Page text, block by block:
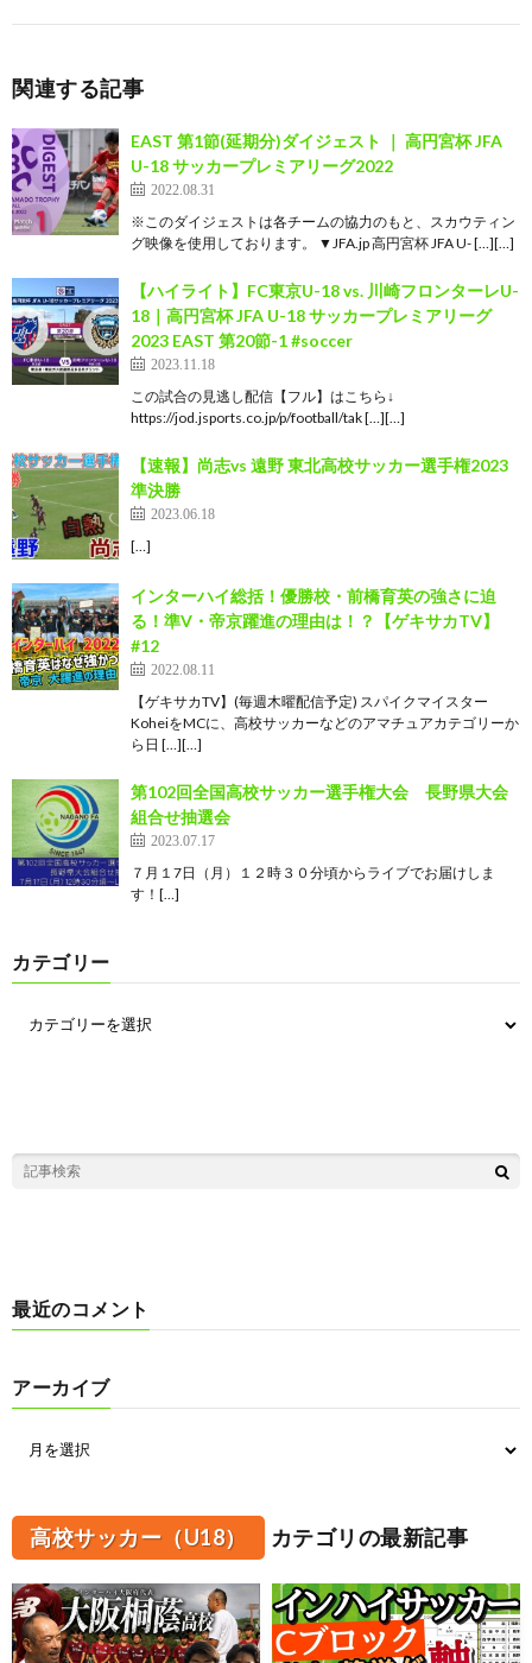
関連する記事
EAST 第1節(延期分)ダイジェスト ｜ 高円宮杯 JFA
U-18 サッカープレミアリーグ2022
2022.08.31
※このダイジェストは各チームの協力のもと、スカウティン
グ映像を使用しております。 ▼JFA.jp 高円宮杯 JFA U- […][…]
【ハイライト】FC東京U-18 vs. 川崎フロンターレU-
18｜高円宮杯 JFA U-18 サッカープレミアリーグ
2023 EAST 第20節-1 #soccer
2023.11.18
この試合の見逃し配信【フル】はこちら↓
https://jod.jsports.co.jp/p/football/tak […][…]
【速報】尚志vs 遠野 東北高校サッカー選手権2023
準決勝
2023.06.18
[…]
インターハイ総括！優勝校・前橋育英の強さに迫
る！準V・帝京躍進の理由は！？【ゲキサカTV】
#12
2022.08.11
【ゲキサカTV】(毎週木曜配信予定) スパイクマイスター
KoheiをMCに、高校サッカーなどのアマチュアカテゴリーか
ら日 […][…]
第102回全国高校サッカー選手権大会 長野県大会
組合せ抽選会
2023.07.17
７月１7日（月）１２時３０分頃からライブでお届けしま
す！[…]
カテゴリー
最近のコメント
アーカイブ
高校サッカー（U18） カテゴリの最新記事